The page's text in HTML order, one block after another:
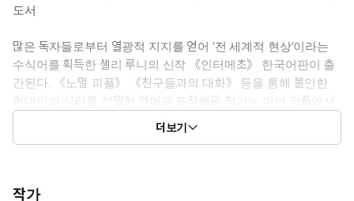
도서
많은 독자들로부터 열광적 지지를 얻어 ‘전 세계적 현상’이라는
수식어를 획득한 샐리 루니의 신작 《인터메초》 한국어판이 출
간된다. 《노멀 피플》 《친구들과의 대화》 등을 통해 불안한
현대인의 심리를 정밀한 언어로 포착해온 작가는 이번 작품에서
그 사유의 폭을 상실로, 인간의 모든 고뇌를 퇴색시키는 필멸성으
로 확장한다. 아버지의 죽음 이후 두 형제에게 찾아온 삶의 막간
시 이끌어나갈 답을 찾을 수 있을까? 멈칫거리며 결국 필멸을 향
더보기
작가